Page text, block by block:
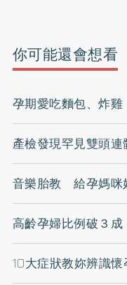
你可能還會想看
孕期愛吃麵包、炸
產檢發現罕見雙頭
音樂胎教 給孕媽咪
高齡孕婦比例破３
10大症狀教妳辨識